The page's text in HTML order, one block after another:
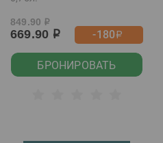
849.90 р
669.90 р -180р
БРОНИРОВАТЬ